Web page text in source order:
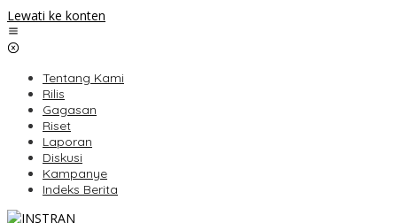
Lewati ke konten
Tentang Kami
Rilis
Gagasan
Riset
Laporan
Diskusi
Kampanye
Indeks Berita